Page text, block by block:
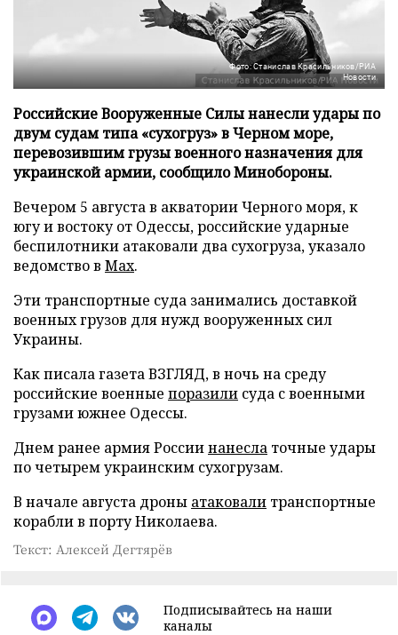
Фото: Станислав Красильников/РИА
Новости
Российские Вооруженные Силы нанесли удары по
двум судам типа «сухогруз» в Черном море,
перевозившим грузы военного назначения для
украинской армии, сообщило Минобороны.
Вечером 5 августа в акватории Черного моря, к
югу и востоку от Одессы, российские ударные
беспилотники атаковали два сухогруза, указало
ведомство в Max.
Эти транспортные суда занимались доставкой
военных грузов для нужд вооруженных сил
Украины.
Как писала газета ВЗГЛЯД, в ночь на среду
российские военные поразили суда с военными
грузами южнее Одессы.
Днем ранее армия Россиинанесла точные удары
по четырем украинским сухогрузам.
В начале августа дроны атаковали транспортные
корабли в порту Николаева.
Текст: Алексей Дегтярёв
Подписывайтесь на наши
каналы